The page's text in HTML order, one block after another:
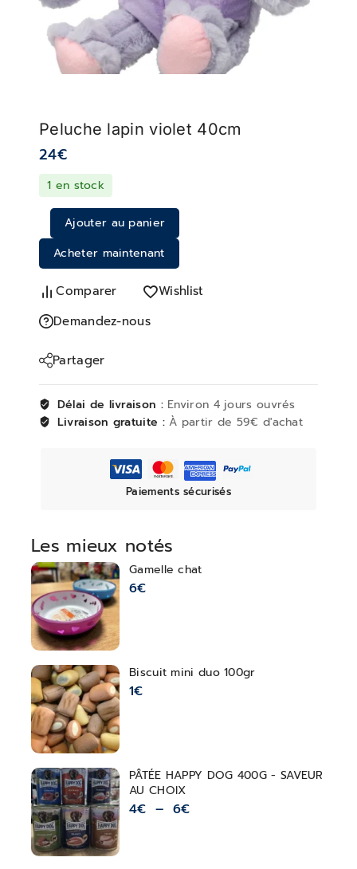
Les mieux notés
Gamelle chat
6€
Biscuit mini duo 100gr
1€
PÂTÉE HAPPY DOG 400G - SAVEUR
AU CHOIX
4€ – 6€
Peluche lapin violet 40cm
24€
1 en stock
Ajouter au panier
Acheter maintenant
Comparer
Wishlist
Demandez-nous
Partager
Délai de livraison : Environ 4 jours ouvrés
Livraison gratuite :À partir de 59€ d'achat
Paiements sécurisés